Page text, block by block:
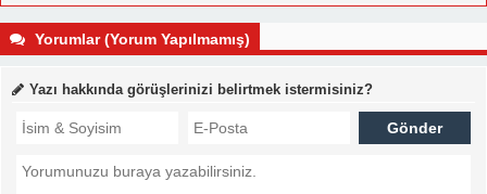
Yorumlar (Yorum Yapılmamış)
Yazı hakkında görüşlerinizi belirtmek istermisiniz?